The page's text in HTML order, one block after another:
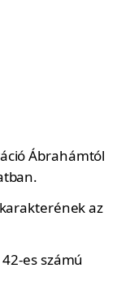
Ábrahámtól
az
es számú